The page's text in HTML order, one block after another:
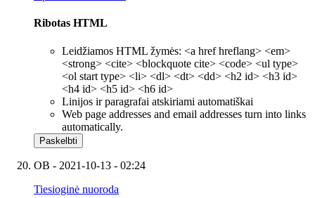
Ribotas HTML
Leidžiamos HTML žymės: <a href hreflang> <em>
<strong> <cite> <blockquote cite> <code> <ul type>
<ol start type> <li> <dl> <dt> <dd> <h2 id> <h3 id>
<h4 id> <h5 id> <h6 id>
Linijos ir paragrafai atskiriami automatiškai
Web page addresses and email addresses turn into links
automatically.
OB - 2021-10-13 - 02:24
Tiesioginė nuoroda